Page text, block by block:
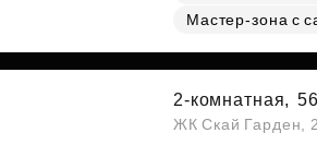
Мастер-зона с
2-комнатная,
ЖК Скай Гарден,